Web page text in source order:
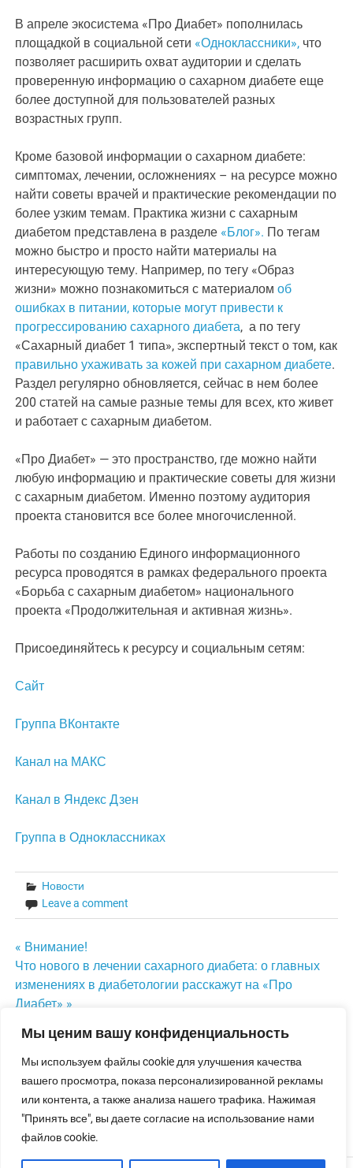
Мы ценим вашу конфиденциальность
Мы используем файлы cookie для улучшения качества
вашего просмотра, показа персонализированной рекламы
или контента, а также анализа нашего трафика. Нажимая
"Принять все", вы даете согласие на использование нами
файлов cookie.
В апреле экосистема «Про Диабет» пополнилась
площадкой в социальной сети «Одноклассники», что
позволяет расширить охват аудитории и сделать
проверенную информацию о сахарном диабете еще
более доступной для пользователей разных
возрастных групп.
Кроме базовой информации о сахарном диабете:
симптомах, лечении, осложнениях – на ресурсе можно
найти советы врачей и практические рекомендации по
более узким темам. Практика жизни с сахарным
диабетом представлена в разделе «Блог». По тегам
можно быстро и просто найти материалы на
интересующую тему. Например, по тегу «Образ
жизни» можно познакомиться с материаломоб
ошибках в питании, которые могут привести к
прогрессированию сахарного диабета, а по тегу
«Сахарный диабет 1 типа», экспертный текст о том, как
правильно ухаживать за кожей при сахарном диабете.
Раздел регулярно обновляется, сейчас в нем более
200 статей на самые разные темы для всех, кто живет
и работает с сахарным диабетом.
«Про Диабет» — это пространство, где можно найти
любую информацию и практические советы для жизни
с сахарным диабетом. Именно поэтому аудитория
проекта становится все более многочисленной.
Работы по созданию Единого информационного
ресурса проводятся в рамках федерального проекта
«Борьба с сахарным диабетом» национального
проекта «Продолжительная и активная жизнь».
Присоединяйтесь к ресурсу и социальным сетям:
Сайт
Группа ВКонтакте
Канал на МАКС
Канал в Яндекс Дзен
Группа в Одноклассниках
Новости
Leave a comment
Навигация
по
записям
« Внимание!
Что нового в лечении сахарного диабета: о главных
изменениях в диабетологии расскажут на «Про
Диабет» »
Для отправки комментария вам необходимо
авторизоваться